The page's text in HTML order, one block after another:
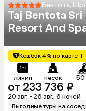
Бентота,
Taj Bentota Sri
Resort And
Кешбэк 4% по карте
линия песок 50
от 233 736 ₽
20 авг. - 26 авг., 6 ночей
Выгодные туры на